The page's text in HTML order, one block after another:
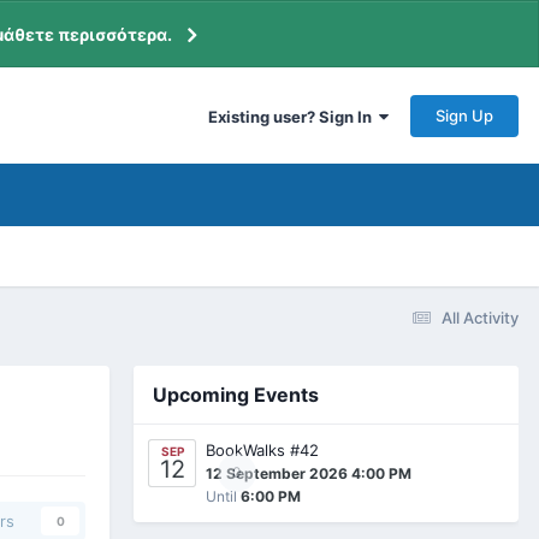
περισσότερα.
Existing user? Sign In Sign Up
All Activity
0
Upcoming Events
SEP
12 0
BookWalks #42
12 September 2026 4:00 PM
Until 6:00 PM